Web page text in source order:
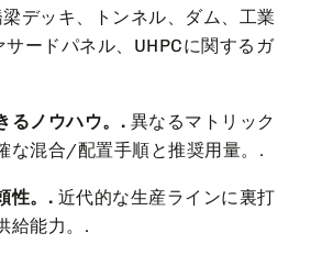
デッキ、トンネル、ダム、工業
ードパネル、UHPCに関するガ
るノウハウ。. 異なるマトリック
な混合/配置手順と推奨用量。.
性。. 近代的な生産ラインに裏打
給能力。.